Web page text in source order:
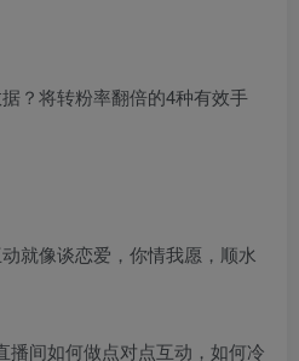
？将转粉率翻倍的4种有效手
就像谈恋爱，你情我愿，顺水
播间如何做点对点互动，如何冷